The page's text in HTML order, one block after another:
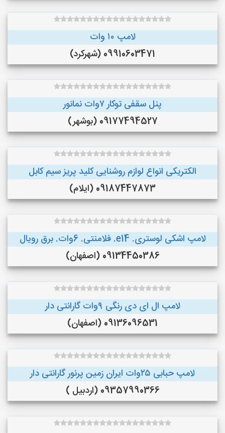
لامپ ۱۰ وات
09910603471 (شهرکرد)
پنل سقفی توکار ۷وات نمانور
09177494527 (بوشهر)
الکتریکی انواع لوازم روشنایی کلید پریز سیم کابل
09187447873 (ایلام)
لامپ اشکی لوستری. e14. فلامنتی. 6وات. برق رویال
09134450386 (اصفهان)
لامپ ال ای دی رنگی ۹وات گارانتی دار
09136096531 (اصفهان)
لامپ حبابی ۲۵وات ایران زمین پرنور گارانتی دار
09357990366 (اردبیل )